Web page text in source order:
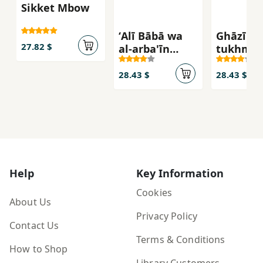
Sikket Mbow
27.82 $
ʻAlī Bābā wa
al-arba'īn
ḥaramī - Ali
Baba och de
fyrtio rövarna
28.43 $
Ghāzī
tukhm-i
28.43 $
Help
About Us
Contact Us
How to Shop
Key Information
Cookies
Privacy Policy
Terms & Conditions